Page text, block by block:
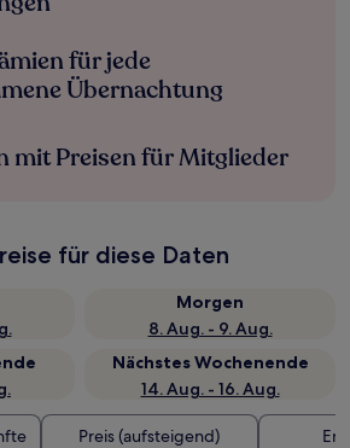
für jede
Übernachtung
mit Preisen für Mitglieder
für diese Daten
Morgen
8. Aug. - 9. Aug.
Nächstes Wochenende
14. Aug. - 16. Aug.
Preis (aufsteigend)